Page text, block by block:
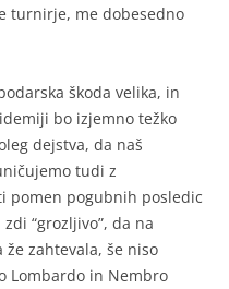
turnirje, me dobesedno
škoda velika, in
bo izjemno težko
dejstva, da naš
tudi z
pomen pogubnih posledic
“grozljivo”, da na
zahtevala, še niso
Lombardo in Nembro